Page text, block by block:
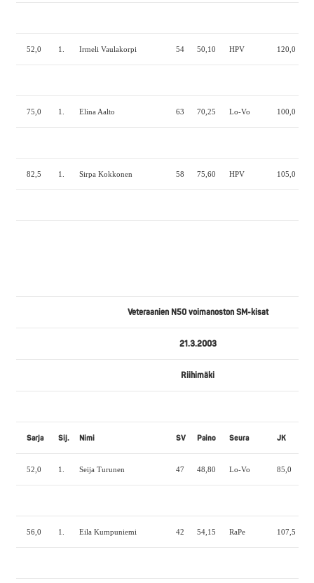
52,0 1. Irmeli Vaulakorpi 54 50,10 HPV 120,0
75,0 1. Elina Aalto 63 70,25 Lo-Vo 100,0
82,5 1. Sirpa Kokkonen 58 75,60 HPV 105,0
Veteraanien N50 voimanoston SM-kisat
21.3.2003
Riihimäki
Sarja Sij. Nimi SV Paino Seura JK
52,0 1. Seija Turunen 47 48,80 Lo-Vo 85,0
56,0 1. Eila Kumpuniemi 42 54,15 RaPe 107,5